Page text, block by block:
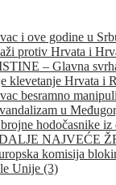
i ove godine u
protiv Hrvata i
– Glavna
klevetanje Hrvata i
besramno
u
hodočasnike iz
NAJVEĆE
komisija
Unije (3)